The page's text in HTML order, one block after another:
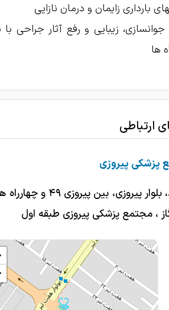
بسیارعالی بسیار صبور به حرف
بده .
بسیار مهربان و با حوصله
زایمان طبیعی بسیار عالی
بارداری زایمان و درمان نازایی
زیبایی و رفع آثار جراحی با
ها
ارتباطی
پزشکی پیروزی
مشهد، بلوار پیروزی،
، مجتمع پزشکی پیروزی طبقه اول